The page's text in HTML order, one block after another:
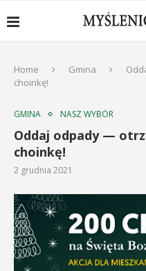
Home Gmina
choinkę!
GMINA NASZ WYBÓR
Oddaj odpady —
choinkę!
2 grudnia 2021